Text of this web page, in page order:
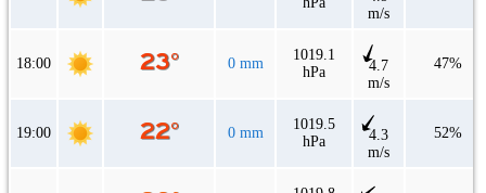
m/s
18:00 0 mm
1019.1
hPa
4.7
m/s
47%
19:00 0 mm
1019.5
hPa
4.3
m/s
52%